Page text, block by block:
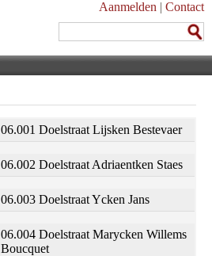
Aanmelden | Contact
06.001 Doelstraat Lijsken Bestevaer
06.002 Doelstraat Adriaentken Staes
06.003 Doelstraat Ycken Jans
06.004 Doelstraat Marycken Willems
Boucquet